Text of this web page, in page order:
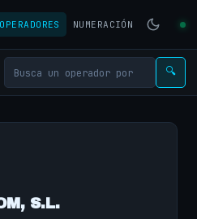
OPERADORES NUMERACIÓN
🔍
S.L.